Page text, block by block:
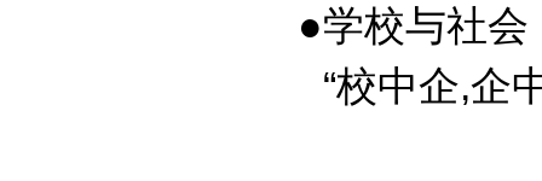
●学校与社会
“校中企,企